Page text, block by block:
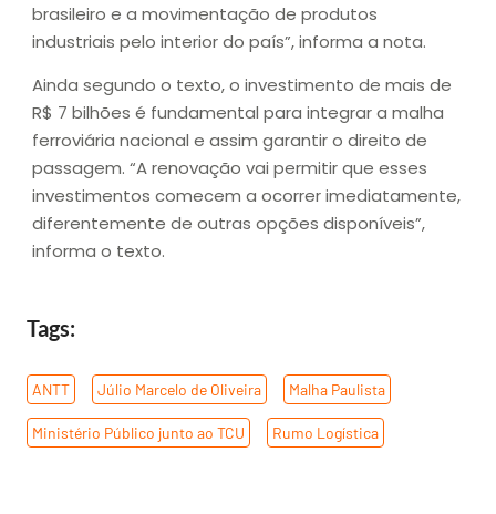
brasileiro e a movimentação de produtos
industriais pelo interior do país”, informa a nota.
Ainda segundo o texto, o investimento de mais de
R$ 7 bilhões é fundamental para integrar a malha
ferroviária nacional e assim garantir o direito de
passagem. “A renovação vai permitir que esses
investimentos comecem a ocorrer imediatamente,
diferentemente de outras opções disponíveis”,
informa o texto.
Tags:
ANTT Júlio Marcelo de Oliveira Malha Paulista
Ministério Público junto ao TCU Rumo Logística